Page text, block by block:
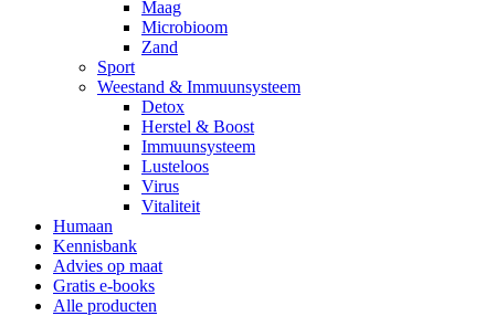
Maag
Microbioom
Zand
Sport
Weestand & Immuunsysteem
Detox
Herstel & Boost
Immuunsysteem
Lusteloos
Virus
Vitaliteit
Humaan
Kennisbank
Advies op maat
Gratis e-books
Alle producten